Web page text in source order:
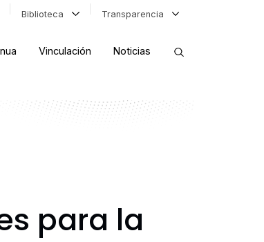
Biblioteca Transparencia
Vinculación Noticias
para la